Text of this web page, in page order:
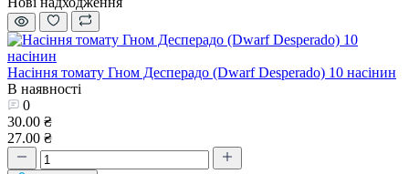
Насіння томату Гном Десперадо (Dwarf Desperado) 10 насінин
В наявності
0
30.00 ₴
27.00 ₴